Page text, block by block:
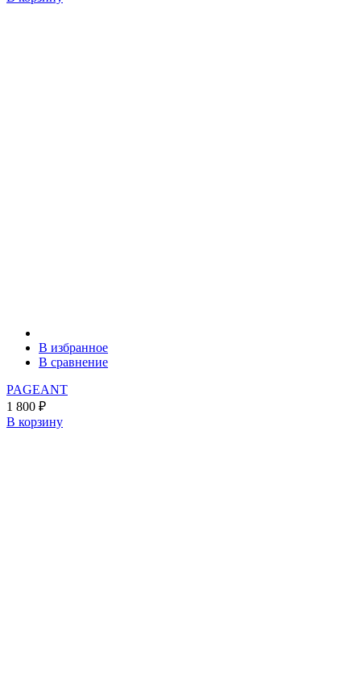
В избранное
В сравнение
PAGEANT
1 800 ₽
В корзину